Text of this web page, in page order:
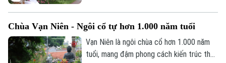
nhìn và lưu giữ hình ảnh đẹp.
Chùa Vạn Niên - Ngôi cổ tự hơn 1.000 năm tuổi
Vạn Niên là ngôi chùa cổ hơn 1.000 năm
tuổi, mang đậm phong cách kiến trúc thời